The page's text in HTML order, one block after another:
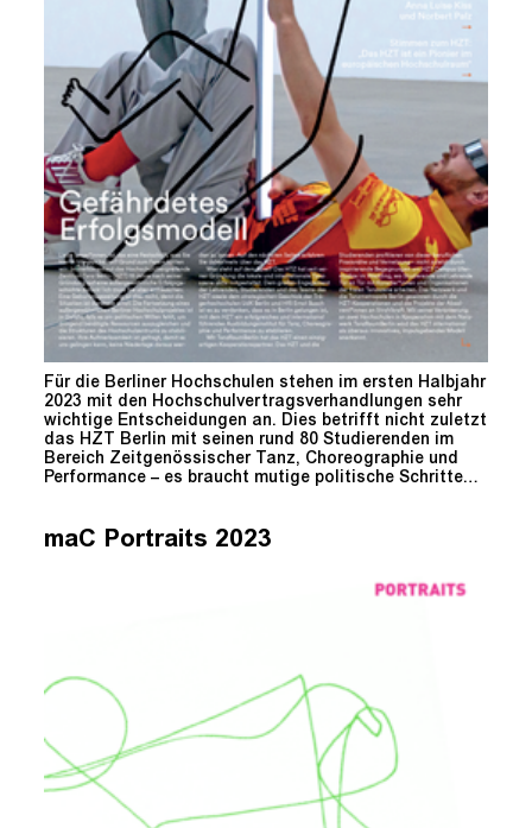
Für die Berliner Hochschulen stehen im ersten Halbjahr
2023 mit den Hochschulvertragsverhandlungen sehr
wichtige Entscheidungen an. Dies betrifft nicht zuletzt
das HZT Berlin mit seinen rund 80 Studierenden im
Bereich Zeitgenössischer Tanz, Choreographie und
Performance – es braucht mutige politische Schritte…
maC Portraits 2023